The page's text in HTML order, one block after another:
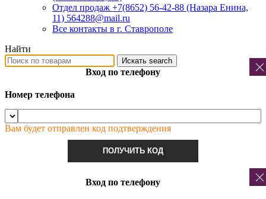
Отдел продаж +7(8652) 56-42-88 (Назара Енина,
11) 564288@mail.ru
Все контакты в г. Ставрополе
Найти
Искать search
Вход по телефону
Номер телефона
Вам будет отправлен код подтверждения
ПОЛУЧИТЬ КОД
Вход по телефону